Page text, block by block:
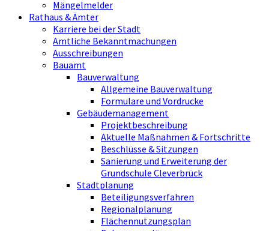
Mängelmelder
Rathaus & Ämter
Karriere bei der Stadt
Amtliche Bekanntmachungen
Ausschreibungen
Bauamt
Bauverwaltung
Allgemeine Bauverwaltung
Formulare und Vordrucke
Gebäudemanagement
Projektbeschreibung
Aktuelle Maßnahmen & Fortschritte
Beschlüsse & Sitzungen
Sanierung und Erweiterung der
Grundschule Cleverbrück
Stadtplanung
Beteiligungsverfahren
Regionalplanung
Flächennutzungsplan